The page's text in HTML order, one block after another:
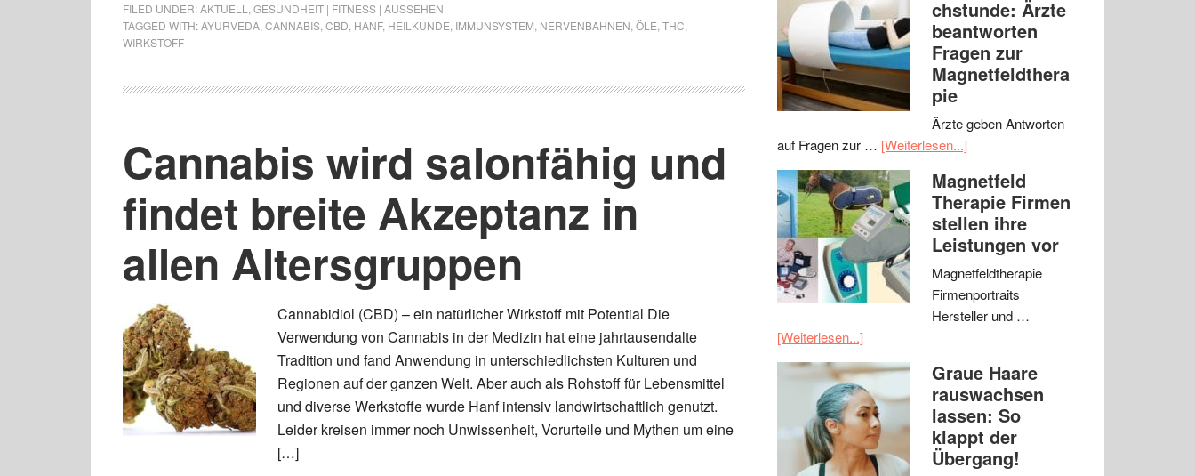
FILED UNDER:AKTUELL
GESUNDHEIT | FITNESS | AUSSEHEN
TAGGED WITH:AYURVEDA CANNABIS CBD HANF, HEILKUNDE IMMUNSYSTEM NERVENBAHNEN ÖLE THC
WIRKSTOFF
Cannabis wird salonfähig und
findet breite Akzeptanz in
allen Altersgruppen
Cannabidiol (CBD) – ein natürlicher Wirkstoff mit Potential Die
Verwendung von Cannabis in der Medizin hat eine jahrtausendalte
Tradition und fand Anwendung in unterschiedlichsten Kulturen und
Regionen auf der ganzen Welt. Aber auch als Rohstoff für Lebensmittel
und diverse Werkstoffe wurde Hanf intensiv landwirtschaftlich genutzt.
Leider kreisen immer noch Unwissenheit, Vorurteile und Mythen um eine
[…]
chstunde: Ärzte
beantworten
Fragen zur
Magnetfeldthera
pie
Ärzte geben Antworten
auf Fragen zur … [Weiterlesen...]
Magnetfeld
Therapie Firmen
stellen ihre
Leistungen vor
Magnetfeldtherapie
Firmenportraits
Hersteller und …
[Weiterlesen...]
Graue Haare
rauswachsen
lassen: So
klappt der
Übergang!